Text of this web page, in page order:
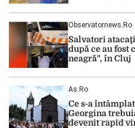
Observatornews.ro
Salvatori
după ce au fost
neagră", în Cluj
As.ro
Ce s-a
Georgina
devenit rapid